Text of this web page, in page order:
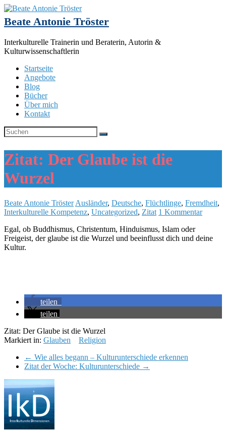
Beate Antonie Tröster
Interkulturelle Trainerin und Beraterin, Autorin &
Kulturwissenschaftlerin
Startseite
Angebote
Blog
Bücher
Über mich
Kontakt
Zitat: Der Glaube ist die
Wurzel
Beate Antonie Tröster Ausländer, Deutsche, Flüchtlinge, Fremdheit,
Interkulturelle Kompetenz, Uncategorized, Zitat 1 Kommentar
Egal, ob Buddhismus, Christentum, Hinduismus, Islam oder
Freigeist, der glaube ist die Wurzel und beeinflusst dich und deine
Kultur.
teilen
teilen
Zitat: Der Glaube ist die Wurzel
Markiert in: Glauben
Religion
← Wie alles begann – Kulturunterschiede erkennen
Zitat der Woche: Kulturunterschiede →